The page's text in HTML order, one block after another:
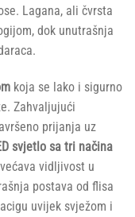
Lagana, ali čvrsta
dok unutrašnja
koja se lako i sigurno
Zahvaljujući
prijanja uz
svjetlo sa tri načina
vidljivost u
postava od flisa
uvijek svježom i